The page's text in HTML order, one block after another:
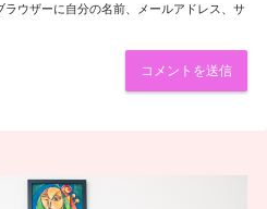
ウザーに自分の名前、メールアドレス、サ